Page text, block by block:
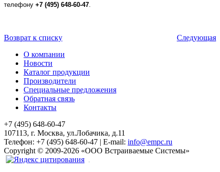
телефону +7 (495) 648-60-47
Возврат к списку
Следующая
О компании
Новости
Каталог продукции
Производители
Специальные предложения
Обратная связь
Контакты
+7 (495) 648-60-47
107113, г. Москва, ул.Лобачика, д.11
Телефон: +7 (495) 648-60-47 | E-mail: info@empc.ru
Copyright © 2009-2026 «ООО Встраиваемые Системы»